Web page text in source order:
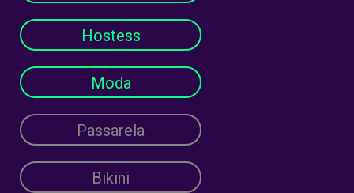
Hostess
Moda
Passarela
Bikini